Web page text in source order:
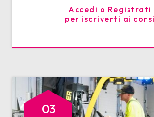
Accedi o Registrati
per iscriverti ai corsi
03